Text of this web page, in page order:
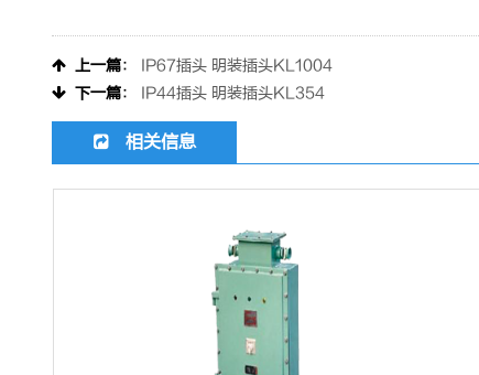
上一篇： IP67插头 明装插头KL1004
下一篇： IP44插头 明装插头KL354
相关信息